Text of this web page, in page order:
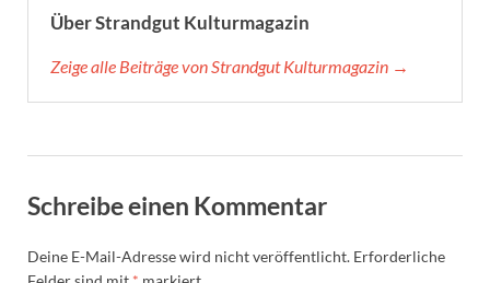
Über Strandgut Kulturmagazin
Zeige alle Beiträge von Strandgut Kulturmagazin →
Schreibe einen Kommentar
Deine E-Mail-Adresse wird nicht veröffentlicht. Erforderliche